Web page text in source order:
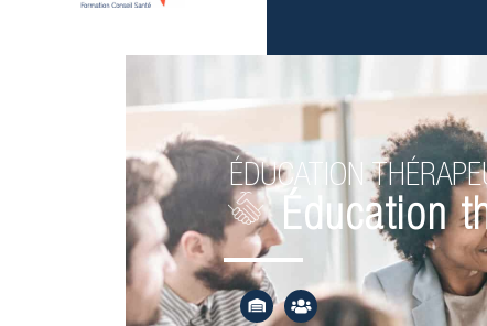
ÉDUCATION
Éducation